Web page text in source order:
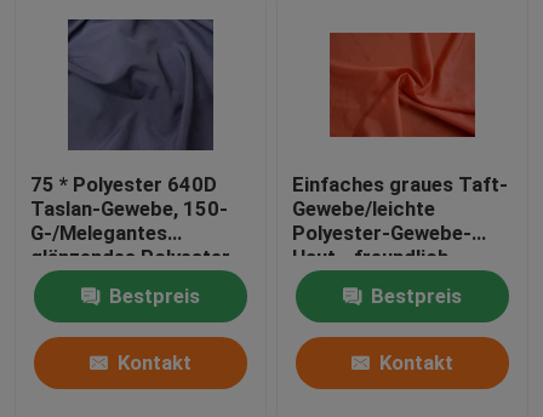
75 * Polyester 640D
Taslan-Gewebe, 150-
G-/Melegantes
glänzendes Polyester-
Gewebe
Bestpreis
Kontakt
Einfaches graues Taft-
Gewebe/leichte
Polyester-Gewebe-
Haut - freundlich
Bestpreis
Kontakt